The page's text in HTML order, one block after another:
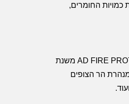
כמויות החומרים,
בארץ ובחו"ל. הראשון בישראל בעל הסמכה שמית, מטעם חברת AD FIRE PROTECTION משנת
הר הצופים